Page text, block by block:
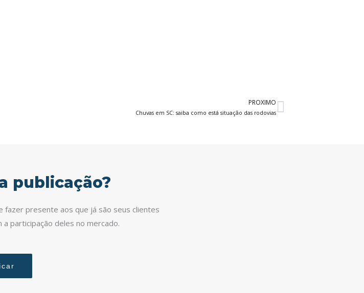
PROXIMO
Chuvas em SC: saiba como está situação das rodoviasPróximo
publicação?
fazer presente aos que já são seus clientes
participação deles no mercado.